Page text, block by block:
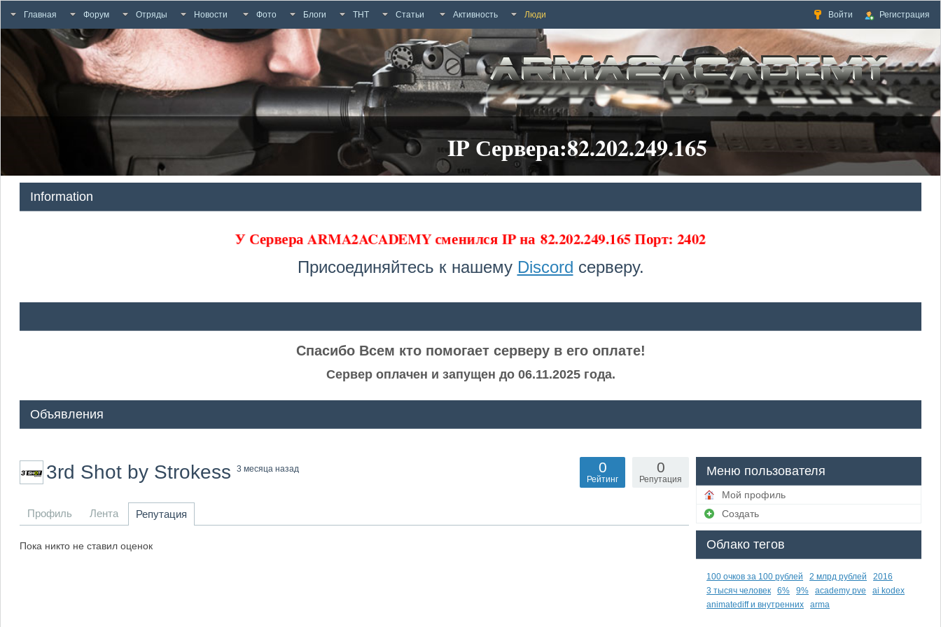
Главная Форум Отряды Новости Фото Блоги ТНТ Статьи Активность Люди Войти Регистрация
IP Сервера:82.202.249.165
Information
У Сервера ARMA2ACADEMY сменился IP на82.202.249.165 Порт: 2402
Присоединяйтесь к нашему Discord серверу.
Спасибо Всем кто помогает серверу в его оплате!
Сервер оплачен и запущен до 06.11.2025 года.
Объявления
3rd Shot by Strokess 3 месяца назад 0
Репутация
0
Рейтинг
Профиль Лента Репутация
Пока никто не ставил оценок
Меню пользователя
Мой профиль
Создать
Облако тегов
100 очков за 100 рублей 2 млрд рублей
2016
3 тысяч человек
6% 9% academy pve
ai kodex
animatediff и внутренних
arma